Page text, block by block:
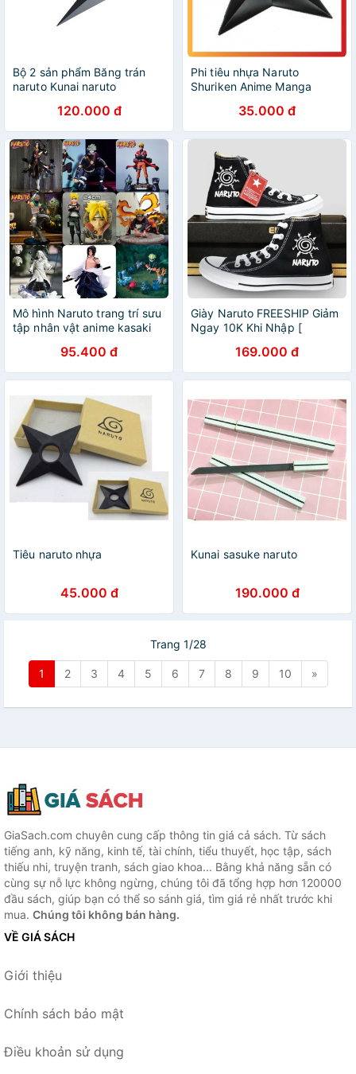
Bộ 2 sản phẩm Băng trán
naruto Kunai naruto
120.000 đ
Phi tiêu nhựa Naruto
Shuriken Anime Manga
35.000 đ
Mô hình Naruto trang trí sưu
tập nhân vật anime kasaki
naruto cửu vĩ sasuke naruto
hiền nhân
95.400 đ
Giày Naruto FREESHIP Giảm
Ngay 10K Khi Nhập [
Naruto In Theo Yêu Cầu
169.000 đ
Tiêu naruto nhựa
45.000 đ
Kunai sasuke naruto
190.000 đ
Trang 1/28
1 2 3 4 5 6 7 8 9 10 »
GiaSach.com chuyên cung cấp thông tin giá cả sách. Từ sách
tiếng anh, kỹ năng, kinh tế, tài chính, tiểu thuyết, học tập, sách
thiếu nhi, truyện tranh, sách giao khoa... Bằng khả năng sẵn có
cùng sự nỗ lực không ngừng, chúng tôi đã tổng hợp hơn 120000
đầu sách, giúp bạn có thể so sánh giá, tìm giá rẻ nhất trước khi
mua. Chúng tôi không bán hàng.
VỀ GIÁ SÁCH
Giới thiệu
Chính sách bảo mật
Điều khoản sử dụng